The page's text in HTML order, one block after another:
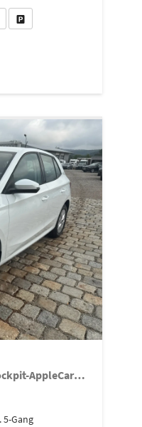
Sie an (PDF)
Fahrzeug parken
130 Jahre 1.0 MPI 80 PS-Virtuelles Cockpit-AppleCarplay-Android-Auto-LED-Klima-Tempomat-Rückfahrkamera-DAB-SHZ-15" Alu-sofort
5-Gang